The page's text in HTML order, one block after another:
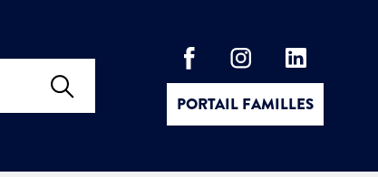
PORTAIL FAMILLES